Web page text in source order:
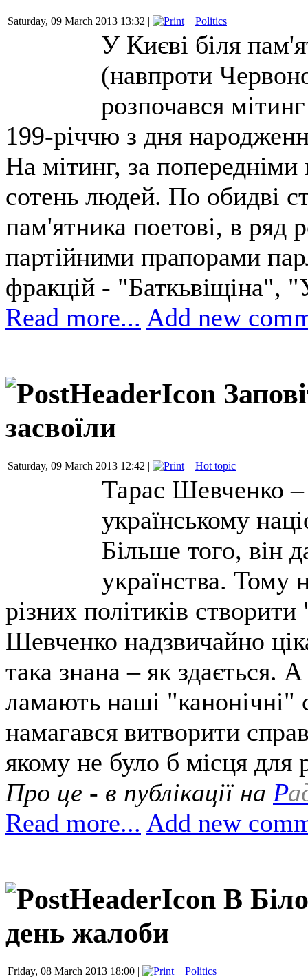
Saturday, 09 March 2013 13:32 | Politics
У Києві біля
(навпроти
розпочався
199-річчю з дня
На мітинг, за попередніми
сотень людей. По обидві
пам'ятника поетові, в ряд
партійними прапорами
фракцій - "Баткьвіщіна",
Read more... Add new
засвоїли
Saturday, 09 March 2013 12:42 | Hot topic
Тарас Шевченко –
українському
Більше того, він
українства. Тому
різних політиків
Шевченко надзвичайно
така знана – як здається.
ламають наші
намагався витворити
якому не було б місця для
Про це - в публікації на Р
Read more... Add new
В
день жалоби
Friday, 08 March 2013 18:00 | Politics